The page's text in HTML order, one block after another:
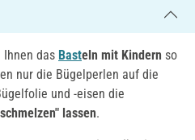
Ihnen das Basteln mit Kindern so
nur die Bügelperlen auf die
und -eisen die
" lassen.